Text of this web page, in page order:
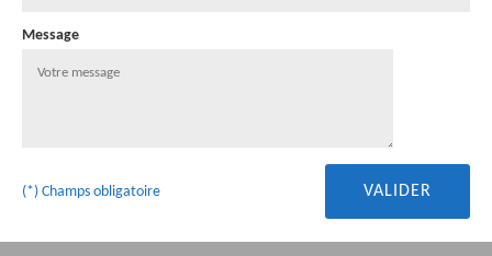
Message
(*) Champs obligatoire